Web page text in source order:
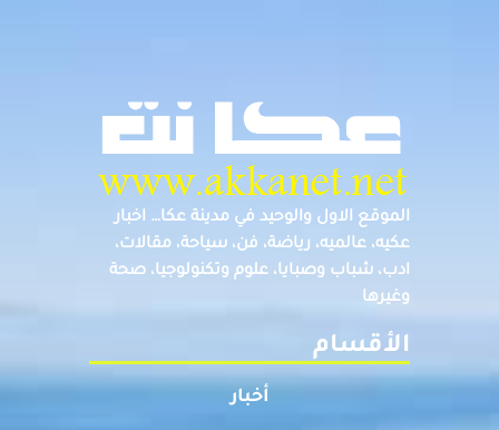
الموقع الاول والوحيد في مدينة عكا… اخبار
عكيه، عالميه، رياضة، فن، سياحة، مقالات،
ادب، شباب وصبايا، علوم وتكنولوجيا، صحة
وغيرها
الأقسام
أخبار